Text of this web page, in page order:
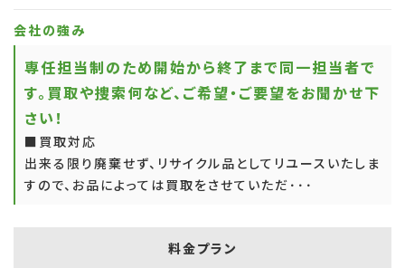
会社の強み
専任担当制のため開始から終了まで同一担当者で
す。買取や捜索何など、ご希望・ご要望をお聞かせ下
さい！
■買取対応
出来る限り廃棄せず、リサイクル品としてリユースいたしま
すので、お品によっては買取をさせていただ･･･
料金プラン